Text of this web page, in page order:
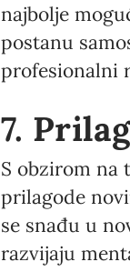
najbolje
postanu
profesionalni
7.
S obzirom na
prilagode
se snađu u
razvijaju